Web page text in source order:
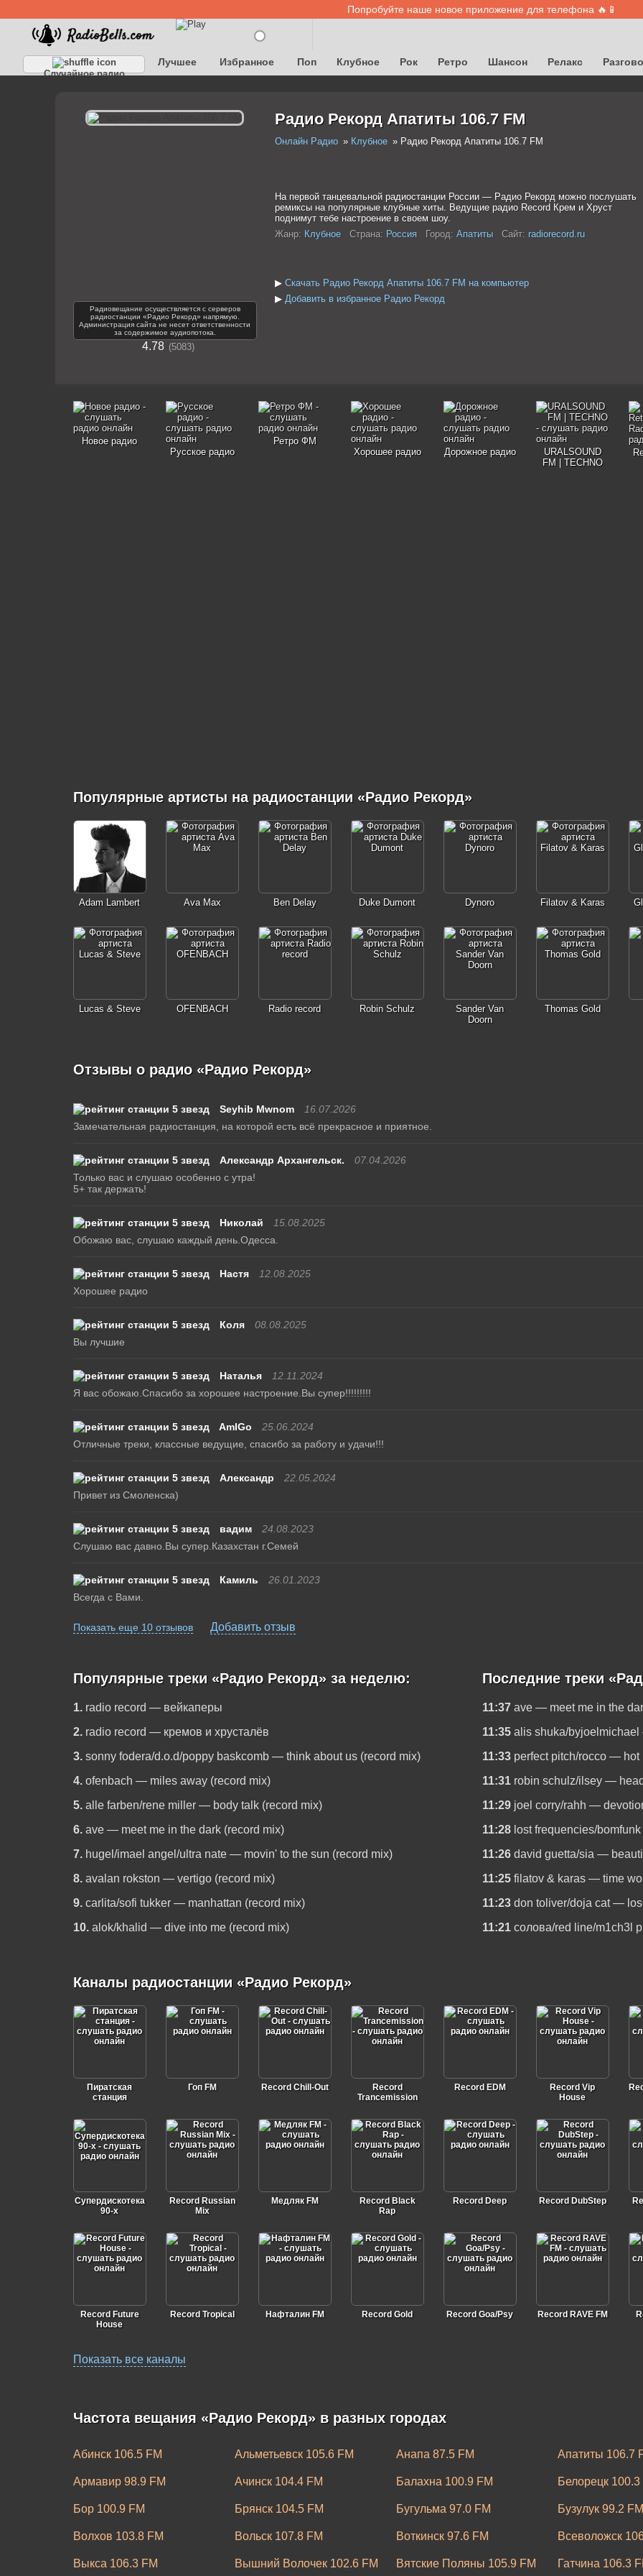
Попробуйте наше новое приложение для телефона 🔥📱
Случайное радио
Лучшее Избранное Поп Клубное Рок Ретро Шансон Релакс
Радиовещание осуществляется с серверов
радиостанции «Радио Рекорд» напрямую.
Администрация сайта не несет ответственности
за содержимое аудиопотока.
4.78 5083
Радио Рекорд Апатиты 106.7 FM
Онлайн Радио Клубное Радио Рекорд Апатиты 106.7 FM
На первой танцевальной радиостанции России — Радио Рекорд можно послушать
ремиксы на популярные клубные хиты. Ведущие радио Record Крем и Хруст
поднимут тебе настроение в своем шоу.
Жанр: Клубное Страна: Россия Город: Апатиты Сайт: radiorecord.ru
▶ Скачать Радио Рекорд Апатиты 106.7 FM на компьютер
▶ Добавить в избранное Радио Рекорд
Новое радио
Русское радио
Ретро ФМ
Хорошее радио
Дорожное радио
URALSOUND
FM | TECHNO
Популярные артисты на радиостанции «Радио Рекорд»
Adam Lambert Ava Max Ben Delay Duke Dumont Dynoro Filatov & Karas
Lucas & Steve OFENBACH Radio record Robin Schulz
Sander Van
Doorn
Thomas Gold
Отзывы о радио «Радио Рекорд»
Seyhib Mwnom
16.07.2026
Замечательная радиостанция, на которой есть всё прекрасное и приятное.
Александр Архангельск.
07.04.2026
Только вас и слушаю особенно с утра!
5+ так держать!
Николай
15.08.2025
Обожаю вас, слушаю каждый день.Одесса.
Настя
12.08.2025
Хорошее радио
Коля
08.08.2025
Вы лучшие
Наталья
12.11.2024
Я вас обожаю.Спасибо за хорошее настроение.Вы супер!!!!!!!!!
AmIGo
25.06.2024
Отличные треки, классные ведущие, спасибо за работу и удачи!!!
Александр
22.05.2024
Привет из Смоленска)
вадим
24.08.2023
Слушаю вас давно.Вы супер.Казахстан г.Семей
Камиль
26.01.2023
Всегда с Вами.
Показать еще 10 отзывов Добавить отзыв
Популярные треки «Радио Рекорд» за неделю:
1. radio record — вейкаперы
2. radio record — кремов и хрусталёв
3. sonny fodera/d.o.d/poppy baskcomb — think about us (record mix)
4. ofenbach — miles away (record mix)
5. alle farben/rene miller — body talk (record mix)
6. ave — meet me in the dark (record mix)
7. hugel/imael angel/ultra nate — movin' to the sun (record mix)
8. avalan rokston — vertigo (record mix)
9. carlita/sofi tukker — manhattan (record mix)
10. alok/khalid — dive into me (record mix)
Последние треки
11:37 ave — meet me in the
11:35 alis shuka/
11:33 perfect pitch/rocco — hot
11:31 robin schulz/ilsey —
11:29 joel corry/rahh —
11:28 lost frequencies/
11:26 david guetta/sia —
11:25 filatov & karas — time
11:23 don toliver/doja cat —
11:21 солова/red line/m1ch3l
Каналы радиостанции «Радио Рекорд»
Пиратская
станция
Гоп FM Record Chill-Out
Record
Trancemission
Record EDM
Record Vip
House
Супердискотека
90-х
Record Russian
Mix
Медляк FM
Record Black
Rap
Record Deep Record DubStep
Record Future
House
Record Tropical Нафталин FM Record Gold Record Goa/Psy Record RAVE FM
Record Midtempo
Record
Record EDM
Record Trance
Record Rap
Record Chill
Record
Показать все каналы
Частота вещания «Радио Рекорд» в разных городах
Абинск 106.5 FM Альметьевск 105.6 FM Анапа 87.5 FM Апатиты 106.7
Армавир 98.9 FM Ачинск 104.4 FM Балахна 100.9 FM Белорецк 100.3
Бор 100.9 FM Брянск 104.5 FM Бугульма 97.0 FM Бузулук 99.2 FM
Волхов 103.8 FM Вольск 107.8 FM Воткинск 97.6 FM Всеволожск
Выкса 106.3 FM Вышний Волочек 102.6 FM Вятские Поляны 105.9 FM Гатчина 106.3